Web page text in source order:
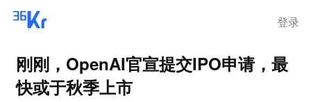
登录
刚刚，OpenAI官宣提交IPO申请，最
快或于秋季上市